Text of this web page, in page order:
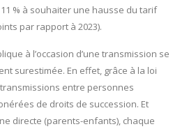
% à souhaiter une hausse du tarif
par rapport à 2023).
à l’occasion d’une transmission se
surestimée. En effet, grâce à la loi
transmissions entre personnes
de droits de succession. Et
directe (parents-enfants), chaque